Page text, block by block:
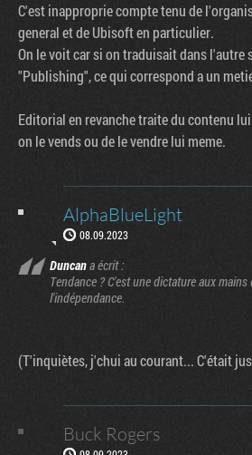
C'est inapproprie compte tenu de
general et de Ubisoft en particulier.
On le voit car si on traduisait dans l'autre
"Publishing", ce qui correspond a un
Editorial en revanche traite du contenu
on le vends ou de le vendre lui meme.
AlphaBlueLight
08.09.2023
Duncana écrit :
Tendance ? C'est une dictature aux
l'indépendance.
(T'inquiètes, j'chui au courant... C'était
Buck Rogers